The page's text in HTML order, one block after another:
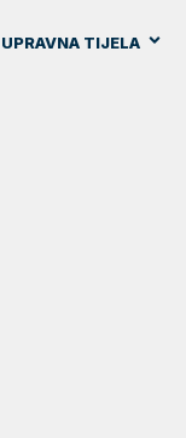
UPRAVNA TIJELA